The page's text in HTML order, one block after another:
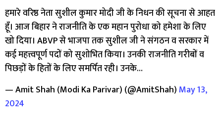
हमारे वरिष्ठ नेता सुशील कुमार मोदी जी के निधन की सूचना से आहत
हूँ। आज बिहार ने राजनीति के एक महान पुरोधा को हमेशा के लिए
खो दिया। ABVP से भाजपा तक सुशील जी ने संगठन व सरकार में
कई महत्त्वपूर्ण पदों को सुशोभित किया। उनकी राजनीति गरीबों व
पिछड़ों के हितों के लिए समर्पित रही। उनके…
— Amit Shah (Modi Ka Parivar) (@AmitShah) May 13,
2024